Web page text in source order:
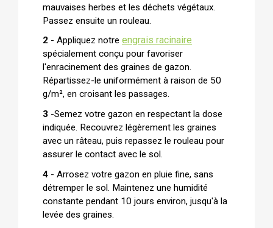
mauvaises herbes et les déchets végétaux.
Passez ensuite un rouleau.
2 - Appliquez notre engrais racinaire
spécialement conçu pour favoriser
l'enracinement des graines de gazon.
Répartissez-le uniformément à raison de 50
g/m², en croisant les passages.
3 -Semez votre gazon en respectant la dose
indiquée. Recouvrez légèrement les graines
avec un râteau, puis repassez le rouleau pour
assurer le contact avec le sol.
4 - Arrosez votre gazon en pluie fine, sans
détremper le sol. Maintenez une humidité
constante pendant 10 jours environ, jusqu'à la
levée des graines.